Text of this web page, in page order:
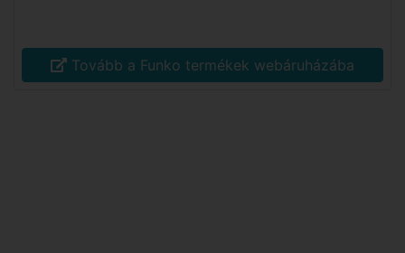
Tovább a Funko termékek webáruházába